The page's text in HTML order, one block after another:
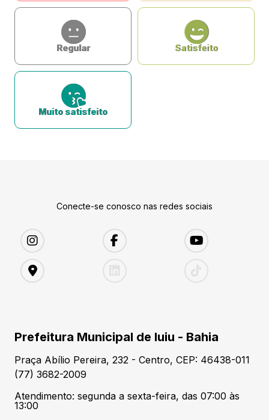
Regular Satisfeito
Muito satisfeito
Conecte-se conosco nas redes sociais
Prefeitura Municipal de Iuiu - Bahia
Praça Abílio Pereira, 232 - Centro, CEP: 46438-011
(77) 3682-2009
Atendimento: segunda a sexta-feira, das 07:00 às
13:00